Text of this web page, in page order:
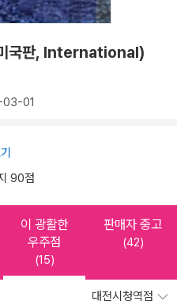
국판, International)
01
90점
이 광활한
우주점
(15)
판매자 중고
(42)
대전시청역점